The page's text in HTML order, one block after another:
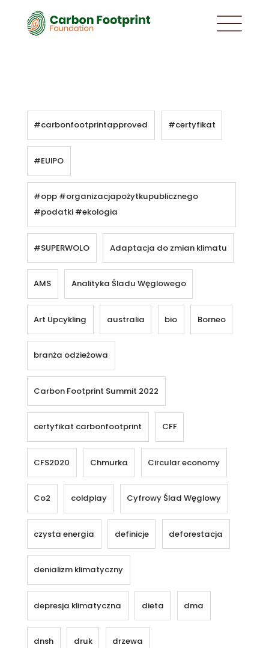
#carbonfootprintapproved #certyfikat
#EUIPO
#opp #organizacjapożytkupublicznego
#podatki #ekologia
#SUPERWOLO Adaptacja do zmian klimatu
AMS Analityka Śladu Węglowego
Art Upcykling australia bio Borneo
branża odzieżowa
Carbon Footprint Summit 2022
certyfikat carbonfootprint CFF
CFS2020 Chmurka Circular economy
Co2 coldplay Cyfrowy Ślad Węglowy
czysta energia definicje deforestacja
denializm klimatyczny
depresja klimatyczna dieta dma
dnsh druk drzewa